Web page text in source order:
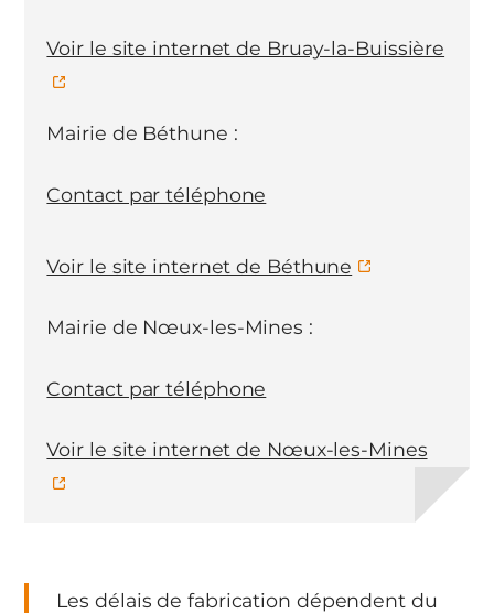
Les délais de fabrication dépendent du
Voir le site internet de Bruay-la-Buissière
Mairie de Béthune :
Contact par téléphone
Voir le site internet de Béthune
Mairie de Nœux-les-Mines :
Contact par téléphone
Voir le site internet de Nœux-les-Mines